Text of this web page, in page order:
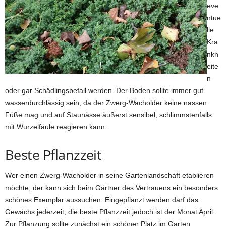
eve
ntue
lle
Kra
nkh
eite
n
oder gar Schädlingsbefall werden. Der Boden sollte immer gut
wasserdurchlässig sein, da der Zwerg-Wacholder keine nassen
Füße mag und auf Staunässe äußerst sensibel, schlimmstenfalls
mit Wurzelfäule reagieren kann.
Beste Pflanzzeit
Wer einen Zwerg-Wacholder in seine Gartenlandschaft etablieren
möchte, der kann sich beim Gärtner des Vertrauens ein besonders
schönes Exemplar aussuchen. Eingepflanzt werden darf das
Gewächs jederzeit, die beste Pflanzzeit jedoch ist der Monat April.
Zur Pflanzung sollte zunächst ein schöner Platz im Garten